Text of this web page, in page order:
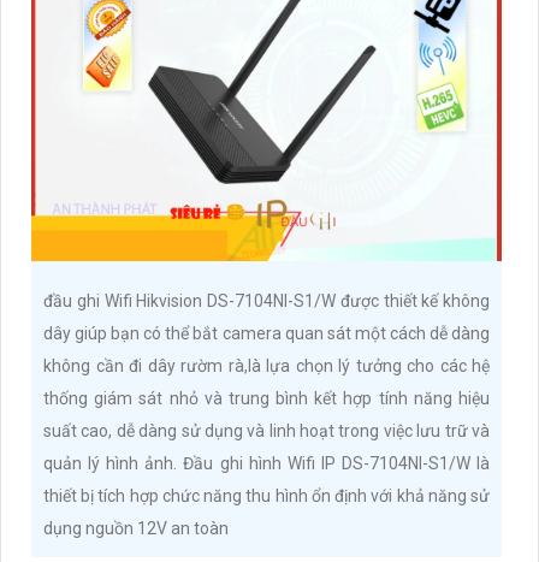
đầu ghi Wifi Hikvision DS-7104NI-S1/W được thiết kế không
dây giúp bạn có thể bắt camera quan sát một cách dễ dàng
không cần đi dây rườm rà,là lựa chọn lý tưởng cho các hệ
thống giám sát nhỏ và trung bình kết hợp tính năng hiệu
suất cao, dễ dàng sử dụng và linh hoạt trong việc lưu trữ và
quản lý hình ảnh. Đầu ghi hình Wifi IP DS-7104NI-S1/W là
thiết bị tích hợp chức năng thu hình ổn định với khả năng sử
dụng nguồn 12V an toàn